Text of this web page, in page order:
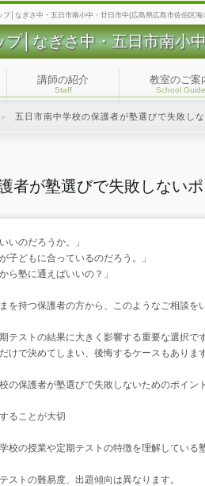
│なぎさ中・五日市南小中・廿日市中(広島県広島市佐伯区海
│なぎさ中・五日市南小
講師の紹介
Staff
教室のご案
School Guide
五日市南中学校の保護者が塾選びで失敗しな
者が塾選びで失敗しないポ
いのだろうか。」
子どもに合っているのだろう。」
ら塾に通えばいいの？」
を持つ保護者の方から、このようなご相談を
テストの結果に大きく影響する重要な選択で
けで決めてしまい、後悔するケースもあります
の保護者が塾選びで失敗しないためのポイン
ることが大切
校の授業や定期テストの特徴を理解している
ストの難易度、出題傾向は異なります。